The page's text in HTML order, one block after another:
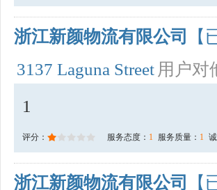
浙江新颜物流有限公司 【
3137 Laguna Street 用户对
1
评分： 服务态度： 1 服务质量： 1
浙江新颜物流有限公司 【